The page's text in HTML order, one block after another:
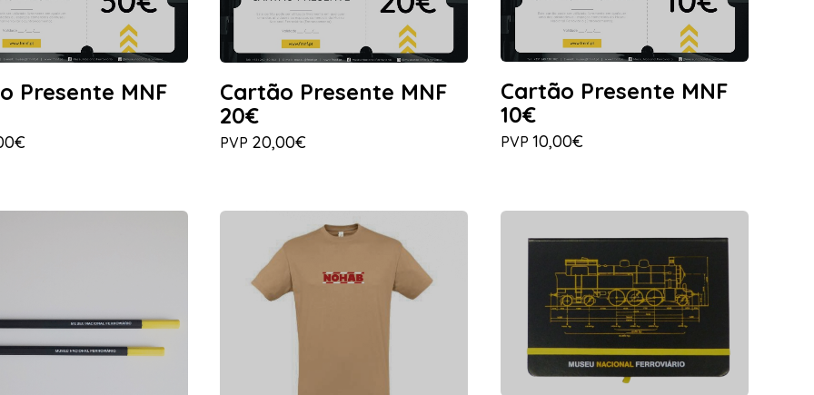
Presente MNF
Cartão Presente MNF
20€
PVP 20,00€
Cartão Presente MNF
10€
PVP 10,00€